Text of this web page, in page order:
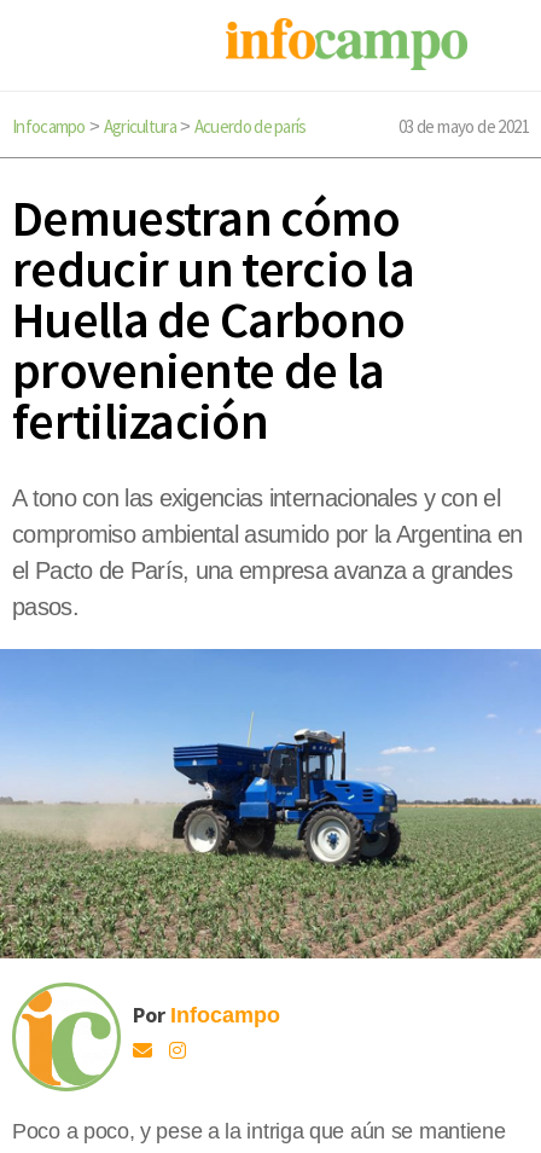
Infocampo > Agricultura> Acuerdo de parís 03 de mayo de 2021
Demuestran cómo
reducir un tercio la
Huella de Carbono
proveniente de la
fertilización
A tono con las exigencias internacionales y con el
compromiso ambiental asumido por la Argentina en
el Pacto de París, una empresa avanza a grandes
pasos.
Por Infocampo
Poco a poco, y pese a la intriga que aún se mantiene